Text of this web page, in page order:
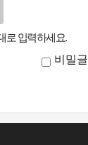
로 입력하세요.
비밀글